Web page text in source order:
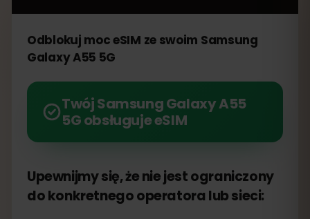
Odblokuj moc eSIM ze swoim Samsung
Galaxy A55 5G
Twój Samsung Galaxy A55
5G obsługuje eSIM
Upewnijmy się, że nie jest ograniczony
do konkretnego operatora lub sieci: